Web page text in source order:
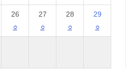
26
○
27
○
28
○
29
○